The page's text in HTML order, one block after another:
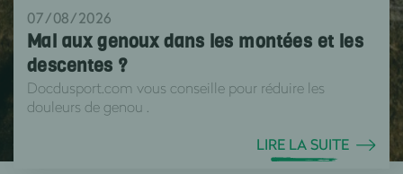
07/08/2026
Mal aux genoux dans les montées et les
descentes ?
Docdusport.com vous conseille pour réduire les
douleurs de genou .
LIRE LA SUITE